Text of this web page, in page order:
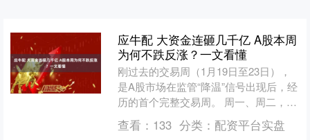
应牛配 大资金连砸几千亿 A股本周
为何不跌反涨？一文看懂
刚过去的交易周（1月19日至23日），
是A股市场在监管“降温”信号出现后，经
历的首个完整交易周。 周一、周二，许
多股民的恐慌感达到极致，大盘看似即
将拐头下跌； ....
查看： 133 分类： 配资平台实盘